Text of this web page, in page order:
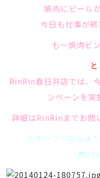
焼肉にビール
今日も仕事が
もー焼肉ビ
RinRin春日井店では、
ンペーンを実
詳細はRinRinまでお
スタッフ一同心よ